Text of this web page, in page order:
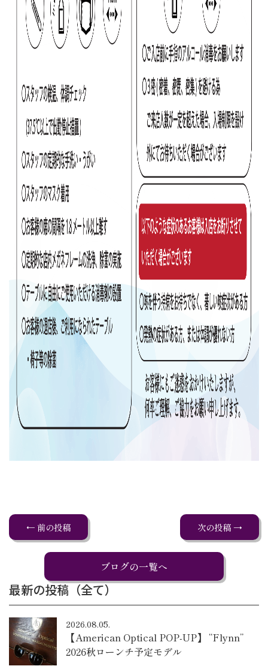
← 前の投稿 次の投稿 →
ブログの一覧へ
最新の投稿（全て）
2026.08.05.
【American Optical POP-UP】 “Flynn”
2026秋ローンチ予定モデル